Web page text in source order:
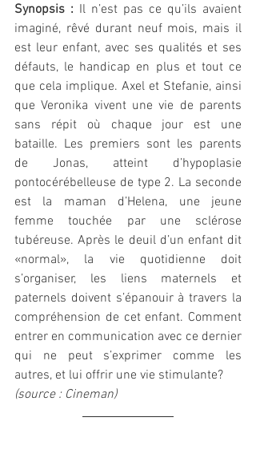
Synopsis : Il n’est pas ce qu’ils avaient
imaginé, rêvé durant neuf mois, mais il
est leur enfant, avec ses qualités et ses
défauts, le handicap en plus et tout ce
que cela implique. Axel et Stefanie, ainsi
que Veronika vivent une vie de parents
sans répit où chaque jour est une
bataille. Les premiers sont les parents
de Jonas, atteint d’hypoplasie
pontocérébelleuse de type 2. La seconde
est la maman d’Helena, une jeune
femme touchée par une sclérose
tubéreuse. Après le deuil d’un enfant dit
«normal», la vie quotidienne doit
s’organiser, les liens maternels et
paternels doivent s’épanouir à travers la
compréhension de cet enfant. Comment
entrer en communication avec ce dernier
qui ne peut s’exprimer comme les
autres, et lui offrir une vie stimulante?
(source : Cineman)